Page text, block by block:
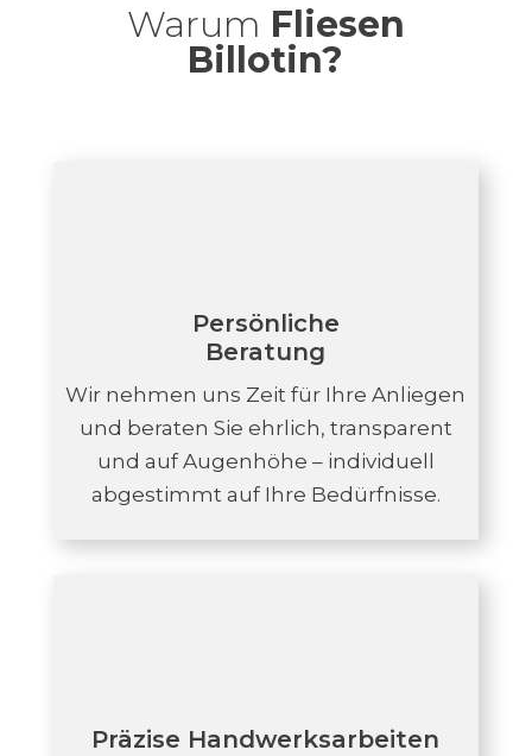
Warum Fliesen
Billotin?
Persönliche
Beratung
Wir nehmen uns Zeit für Ihre Anliegen
und beraten Sie ehrlich, transparent
und auf Augenhöhe – individuell
abgestimmt auf Ihre Bedürfnisse.
Präzise Handwerksarbeiten